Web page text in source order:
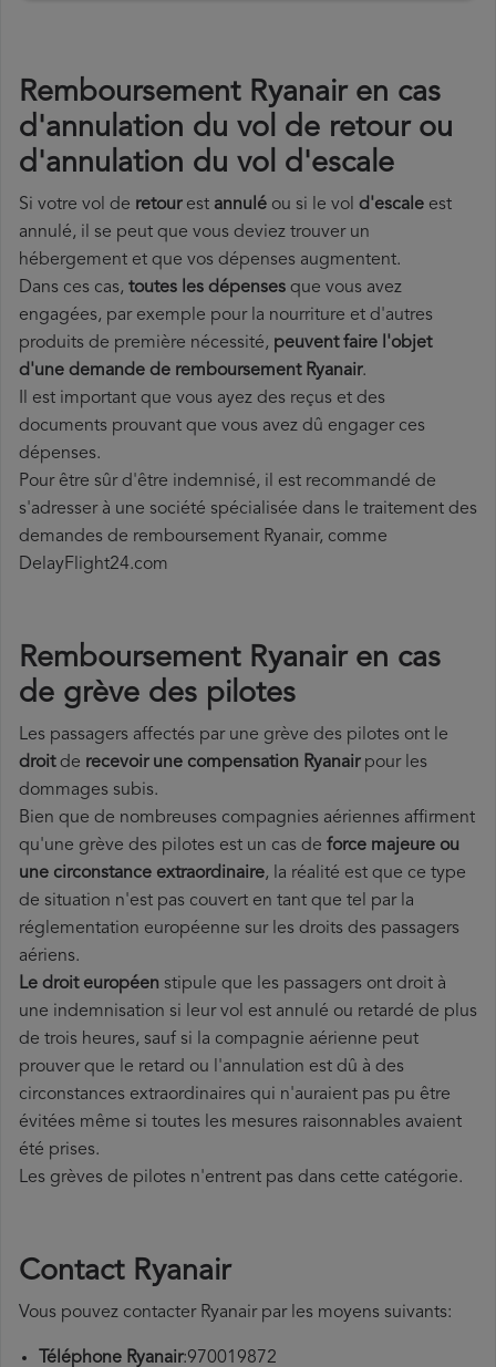
Remboursement Ryanair en cas
d'annulation du vol de retour ou
d'annulation du vol d'escale
Si votre vol de retourest annulé ou si le vol d'escale est
annulé, il se peut que vous deviez trouver un
hébergement et que vos dépenses augmentent.
Dans ces cas, toutes les dépenses que vous avez
engagées, par exemple pour la nourriture et d'autres
produits de première nécessité, peuvent faire l'objet
d'une demande de remboursement Ryanair.
Il est important que vous ayez des reçus et des
documents prouvant que vous avez dû engager ces
dépenses.
Pour être sûr d'être indemnisé, il est recommandé de
s'adresser à une société spécialisée dans le traitement des
demandes de remboursement Ryanair, comme
DelayFlight24.com
Remboursement Ryanair en cas
de grève des pilotes
Les passagers affectés par une grève des pilotes ont le
droitde recevoir une compensation Ryanairpour les
dommages subis.
Bien que de nombreuses compagnies aériennes affirment
qu'une grève des pilotes est un cas de force majeure ou
une circonstance extraordinaire, la réalité est que ce type
de situation n'est pas couvert en tant que tel par la
réglementation européenne sur les droits des passagers
aériens.
Le droit européen stipule que les passagers ont droit à
une indemnisation si leur vol est annulé ou retardé de plus
de trois heures, sauf si la compagnie aérienne peut
prouver que le retard ou l'annulation est dû à des
circonstances extraordinaires qui n'auraient pas pu être
évitées même si toutes les mesures raisonnables avaient
été prises.
Les grèves de pilotes n'entrent pas dans cette catégorie.
Contact Ryanair
Vous pouvez contacter Ryanair par les moyens suivants:
Téléphone Ryanair:970019872